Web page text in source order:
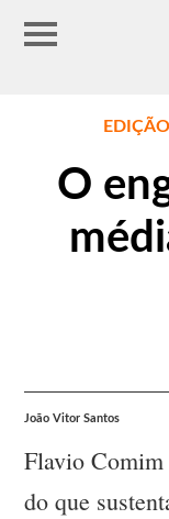
O
João Vitor Santos
Flavio Comim
do que